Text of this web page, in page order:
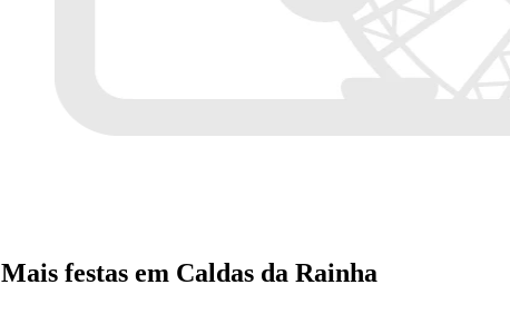
Mais festas em Caldas da Rainha